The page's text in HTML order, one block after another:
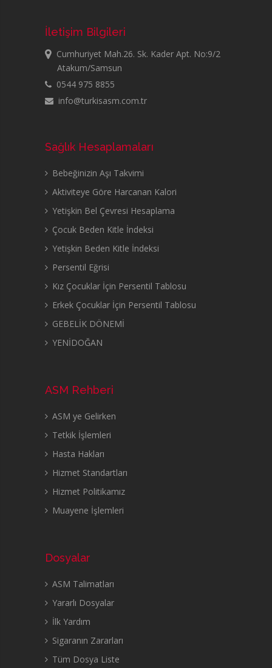
İletişim Bilgileri
Cumhuriyet Mah.26. Sk. Kader Apt. No:9/2
Atakum/Samsun
0544 975 8855
info@turkisasm.com.tr
Sağlık Hesaplamaları
Bebeğinizin Aşı Takvimi
Aktiviteye Göre Harcanan Kalori
Yetişkin Bel Çevresi Hesaplama
Çocuk Beden Kitle İndeksi
Yetişkin Beden Kitle İndeksi
Persentil Eğrisi
Kız Çocuklar İçin Persentil Tablosu
Erkek Çocuklar İçin Persentil Tablosu
GEBELİK DÖNEMİ
YENİDOĞAN
ASM Rehberi
ASM ye Gelirken
Tetkik İşlemleri
Hasta Hakları
Hizmet Standartları
Hizmet Politikamız
Muayene İşlemleri
Dosyalar
ASM Talimatları
Yararlı Dosyalar
İlk Yardım
Sigaranın Zararları
Tüm Dosya Liste